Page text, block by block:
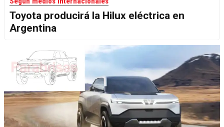
Toyota producirá la Hilux eléctrica en
Argentina